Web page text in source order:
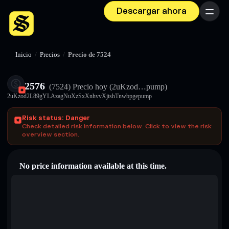
Descargar ahora Menú
Inicio / Precios / Precio de 7524
2576 (7524) Precio hoy (2uKzod…pump)
2uKzod2L89gYLAzagNuXzSxXnhvvXjtshTnwbpgepump
Risk status: Danger
Check detailed risk information below. Click to view the risk
overview section.
No price information available at this time.